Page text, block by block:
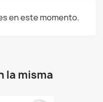
en este momento.
la misma